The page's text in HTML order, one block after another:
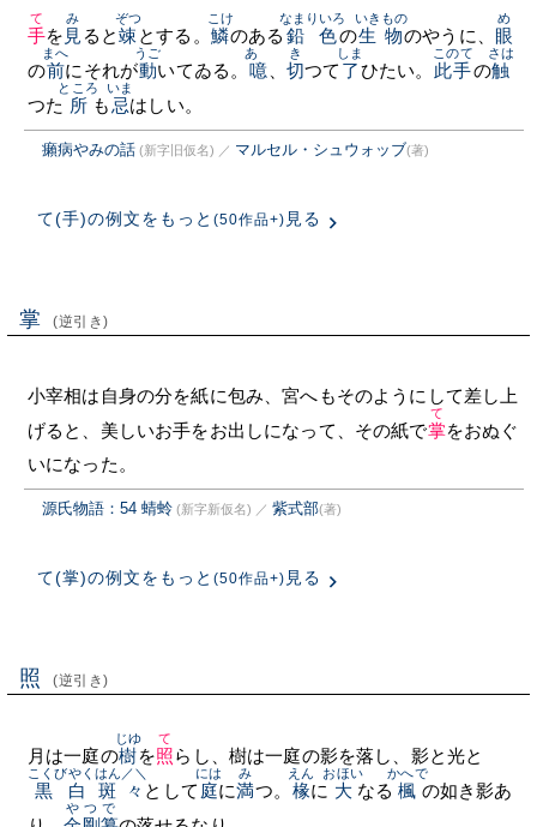
手
て
を 見
み
ると 竦
ぞつ
とする。 鱗
こけ
のある 鉛色
なまりいろ
の生物
いきもの
のやうに、 眼
め
の前
まへ
にそれが動
うご
いてゐる。 噫
あゝ
切
き
つて 了
しま
ひたい。 此手
このて
の触
さは
つた 所
ところ
も 忌
いま
はしい。
癩病やみの話 (新字旧仮名) ／ マルセル・シュウォッブ(著)
て(手)の例文をもっと (50作品+) 見る
掌 (逆引き)
小宰相は自身の分を紙に包み、宮へもそのようにして差し上
げると、美しいお手をお出しになって、その紙で掌
て
をおぬぐ
いになった。
源氏物語：54 蜻蛉 (新字新仮名) ／ 紫式部(著)
て(掌)の例文をもっと (50作品+) 見る
照 (逆引き)
月は一庭の樹
じゆ
を照
て
らし、樹は一庭の影を落し、影と光と
黒白
こくびやく
斑々
はん／＼
として 庭
には
に満
み
つ。 椽
えん
に 大
おほい
なる 楓
かへで
の如き影あ
やつで